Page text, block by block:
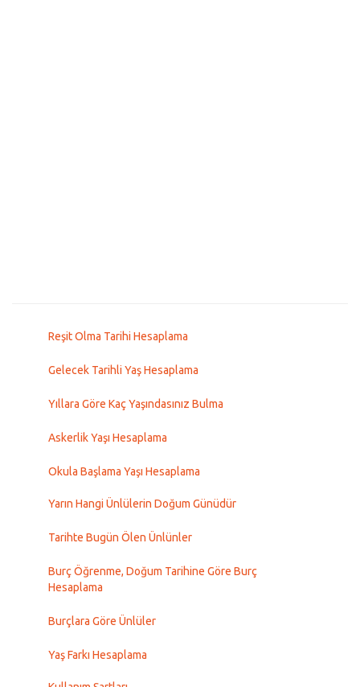
Reşit Olma Tarihi Hesaplama
Gelecek Tarihli Yaş Hesaplama
Yıllara Göre Kaç Yaşındasınız Bulma
Askerlik Yaşı Hesaplama
Okula Başlama Yaşı Hesaplama
Yarın Hangi Ünlülerin Doğum Günüdür
Tarihte Bugün Ölen Ünlünler
Burç Öğrenme, Doğum Tarihine Göre Burç
Hesaplama
Burçlara Göre Ünlüler
Yaş Farkı Hesaplama